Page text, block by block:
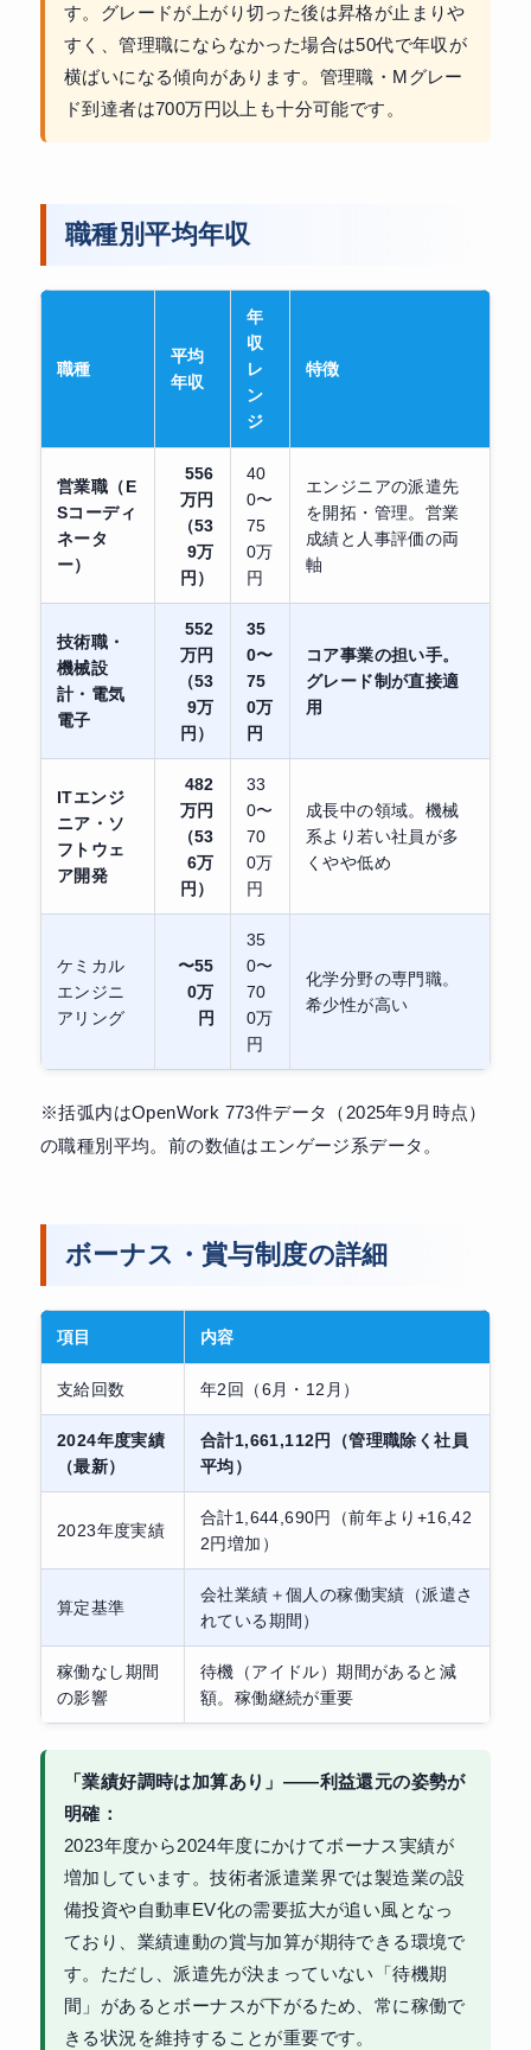
す。グレードが上がり切った後は昇格が止まりや
すく、管理職にならなかった場合は50代で年収が
横ばいになる傾向があります。管理職・Mグレー
ド到達者は700万円以上も十分可能です。
職種別平均年収
職種
平均
年収
年
収
レ
ン
ジ
特徴
営業職（E
Sコーディ
ネータ
ー）
556
万円
（53
9万
円）
40
0〜
75
0万
円
エンジニアの派遣先
を開拓・管理。営業
成績と人事評価の両
軸
技術職・
機械設
計・電気
電子
552
万円
（53
9万
円）
35
0〜
75
0万
円
コア事業の担い手。
グレード制が直接適
用
ITエンジ
ニア・ソ
フトウェ
ア開発
482
万円
（53
6万
円）
33
0〜
70
0万
円
成長中の領域。機械
系より若い社員が多
くやや低め
ケミカル
エンジニ
アリング
〜55
0万
円
35
0〜
70
0万
円
化学分野の専門職。
希少性が高い
※括弧内はOpenWork 773件データ（2025年9月時点）
の職種別平均。前の数値はエンゲージ系データ。
ボーナス・賞与制度の詳細
項目 内容
支給回数 年2回（6月・12月）
2024年度実績
（最新）
合計1,661,112円（管理職除く社員
平均）
2023年度実績
合計1,644,690円（前年より+16,42
2円増加）
算定基準
会社業績＋個人の稼働実績（派遣さ
れている期間）
稼働なし期間
の影響
待機（アイドル）期間があると減
額。稼働継続が重要
「業績好調時は加算あり」——利益還元の姿勢が
明確：
2023年度から2024年度にかけてボーナス実績が
増加しています。技術者派遣業界では製造業の設
備投資や自動車EV化の需要拡大が追い風となっ
ており、業績連動の賞与加算が期待できる環境で
す。ただし、派遣先が決まっていない「待機期
間」があるとボーナスが下がるため、常に稼働で
きる状況を維持することが重要です。